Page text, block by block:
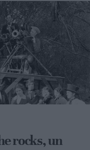
esuberante